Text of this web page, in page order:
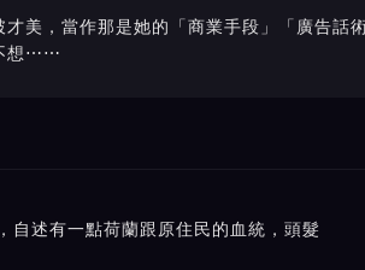
美，當作那是她的「商業手段」「廣告話術
想⋯⋯
自述有一點荷蘭跟原住民的血統，頭髮